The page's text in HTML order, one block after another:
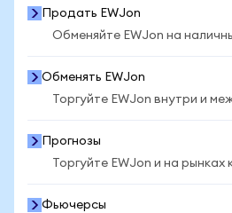
Продать EWJon
Обменяйте EWJon на
Обменять EWJon
Торгуйте EWJon внутри и
Прогнозы
Торгуйте EWJon и на
Фьючерсы